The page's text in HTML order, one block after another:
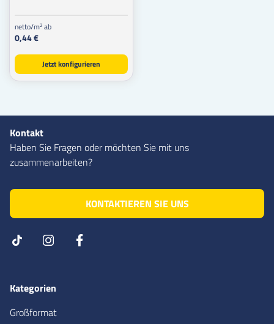
netto/m2 ab
0,44 €
Jetzt konfigurieren
Kontakt
Haben Sie Fragen oder möchten Sie mit uns
zusammenarbeiten?
KONTAKTIEREN SIE UNS
Kategorien
Großformat